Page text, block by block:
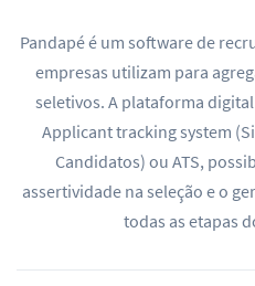
Pandapé é um software de
empresas utilizam para
seletivos. A plataforma
Applicant tracking system
Candidatos) ou ATS,
assertividade na seleção e o
todas as etapas